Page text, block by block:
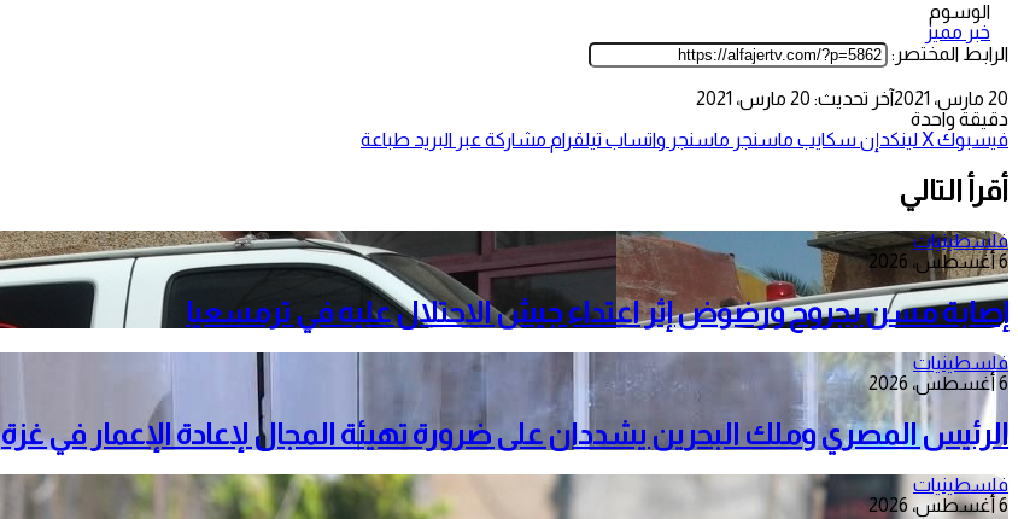
الوسوم
خبر مميز
الرابط المختصر:
20 مارس، 2021
آخر تحديث: 20 مارس، 2021
دقيقة واحدة
فيسبوك‫Xلينكدإن سكايب ماسنجر ماسنجر واتساب تيلقرام مشاركة عبر البريد طباعة
أقرأ التالي
فلسطينيات
6 أغسطس، 2026
إصابة مسن بجروح ورضوض إثر اعتداء جيش الاحتلال عليه في ترمسعيا
فلسطينيات
6 أغسطس، 2026
الرئيس المصري وملك البحرين يشددان على ضرورة تهيئة المجال لإعادة الإعمار في غزة
فلسطينيات
6 أغسطس، 2026